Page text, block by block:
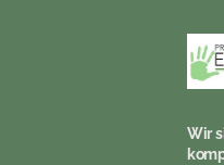
Wir